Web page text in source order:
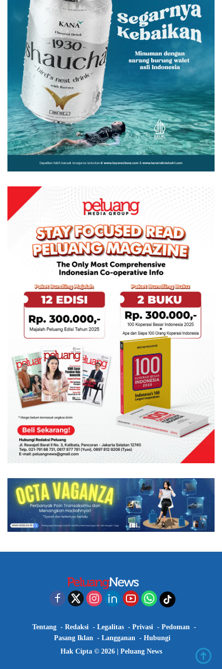
Tentang Redaksi Legalitas Privasi
Pedoman
Pasang Iklan
Langganan
Hubungi
Hak Cipta © 2026 | Peluang News